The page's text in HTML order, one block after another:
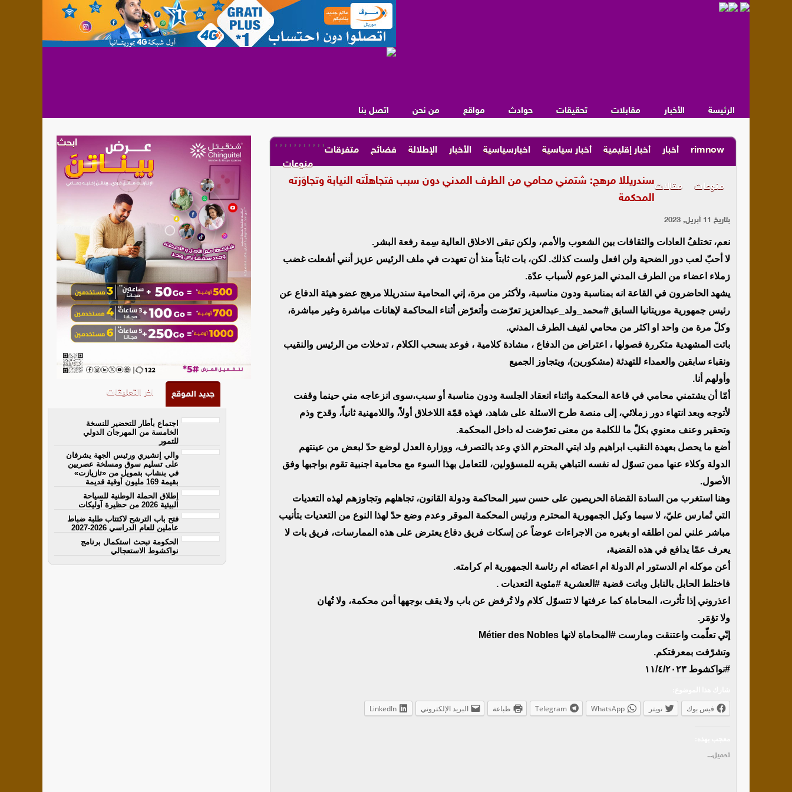
الرئيسة الأخبار مقابلات تحقيقات حوادث مواقع من نحن اتصل بنا
rimnow
,
أخبار
,
أخبار إقليمية
,
أخبار سياسية
,
اخبارسياسية
,
الأخبار
,
الإطلالة
,
فضائح
,
متفرقات
,
مقالات
,
منوعات
,
منوعات
سندريللا مرهج: شتمني محامي من الطرف المدني دون سبب فتجاهلَته النيابة وتجاوَزته
المحكمة
بتاريخ 11 أبريل, 2023
نعم، تختلفُ العادات والثقافات بين الشعوب والأمم، ولكن تبقى الاخلاق العالية سِمة رفعة البشر.
لا أحبّ لعب دور الضحية ولن افعل ولست كذلك. لكن، بات ثابتاً منذ أن تعهدت في ملف الرئيس عزيز أنني أشعلت غضب
زملاء اعضاء من الطرف المدني المزعوم لأسباب عدّة.
يشهد الحاضرون في القاعة انه بمناسبة ودون مناسبة، ولأكثر من مرة، إني المحامية سندريللا مرهج عضو هيئة الدفاع عن
رئيس جمهورية موريتانيا السابق #محمد_ولد_عبدالعزيز تعرّضت وأتعرّض أثناء المحاكمة لإهانات مباشرة وغير مباشرة،
وكلّ مرة من واحد او اكثر من محامي لفيف الطرف المدني.
باتت المشهدية متكررة فصولها ، اعتراض من الدفاع ، مشادة كلامية ، فوعد بسحب الكلام ، تدخلات من الرئيس والنقيب
ونقباء سابقين والعمداء للتهدئة (مشكورين)، ويتجاوز الجميع
وأولهم أنا.
أمّا أن يشتمني محامي في قاعة المحكمة واثناء انعقاد الجلسة ودون مناسبة أو سبب،سوى انزعاجه مني حينما وقفت
لأتوجه وبعد انتهاء دور زملائي، إلى منصة طرح الاسئلة على شاهد، فهذه قمّة اللاخلاق أولاً، واللامهنية ثانياً، وقدح وذم
وتحقير وعنف معنوي بكلّ ما للكلمة من معنى تعرّضت له داخل المحكمة.
أضع ما يحصل بعهدة النقيب ابراهيم ولد ابتي المحترم الذي وعد بالتصرف، ووزارة العدل لوضع حدّ لبعض من عينتهم
الدولة وكلاء عنها ممن تسوّل له نفسه التباهي بقربه للمسؤولين، للتعامل بهذا السوء مع محامية اجنبية تقوم بواجبها وفق
الأصول.
وهنا استغرب من السادة القضاة الحريصين على حسن سير المحاكمة ودولة القانون، تجاهلهم وتجاوزهم لهذه التعديات
التي تُمارس عليّ، لا سيما وكيل الجمهورية المحترم ورئيس المحكمة الموقر وعدم وضع حدّ لهذا النوع من التعديات بتأنيب
مباشر علني لمن اطلقه او بغيره من الاجراءات عوضاً عن إسكات فريق دفاع يعترض على هذه الممارسات، فريق بات لا
يعرف عمّا يدافع في هذه القضية،
أعن موكله ام الدستور ام الدولة ام اعضائه ام رئاسة الجمهورية ام كرامته.
فاختلط الحابل بالنابل وباتت قضية #العشرية #مئوية التعديات .
اعذروني إذا تأثرت، المحاماة كما عرفتها لا تتسوّل كلام ولا تُرفض عن باب ولا يقف بوجهها أمن محكمة، ولا تُهان
ولا تؤمَر.
إنّي تعلّمت واعتنقت ومارست #المحاماة لانها Métier des Nobles
وتشرّفت بمعرفتكم.
#نواكشوط ١١/٤/٢٠٢٣
فيس بوك تويتر WhatsApp
Telegram طباعة البريد الإلكتروني LinkedIn
تحميل...
جديد الموقع اخر التعليقات
اجتماع بأطار للتحضير للنسخة
الخامسة من المهرجان الدولي
للتمور
والي إنشيري ورئيس الجهة يشرفان
على تسليم سوق ومسلخة عصريين
في بنشاب بتمويل من «تازيازت»
بقيمة 169 مليون أوقية قديمة
إطلاق الحملة الوطنية للسياحة
البيئية 2026 من حظيرة آوليكات
فتح باب الترشح لاكتتاب طلبة ضباط
عاملين للعام الدراسي 2026-2027
الحكومة تبحث استكمال برنامج
نواكشوط الاستعجالي